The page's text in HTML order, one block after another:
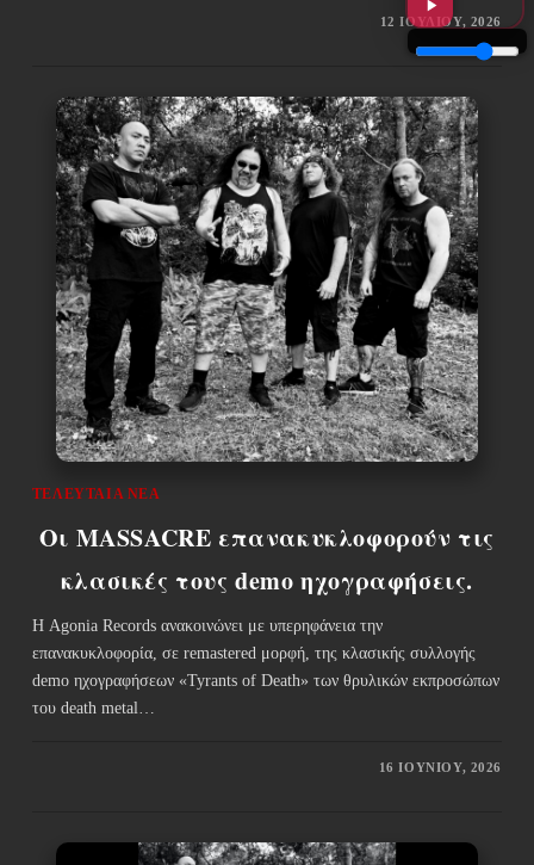
12 ΙΟΥΛΊΟΥ, 2026
ΤΕΛΕΥΤΑΊΑ ΝΈΑ
Οι MASSACRE επανακυκλοφορούν τις
κλασικές τους demo ηχογραφήσεις.
Η Agonia Records ανακοινώνει με υπερηφάνεια την
επανακυκλοφορία, σε remastered μορφή, της κλασικής συλλογής
demo ηχογραφήσεων «Tyrants of Death» των θρυλικών εκπροσώπων
του death metal…
16 ΙΟΥΝΊΟΥ, 2026